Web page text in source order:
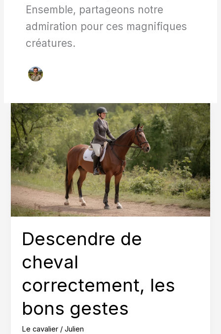
Ensemble, partageons notre
admiration pour ces magnifiques
créatures.
Descendre de
cheval
correctement, les
bons gestes
Le cavalier /Julien